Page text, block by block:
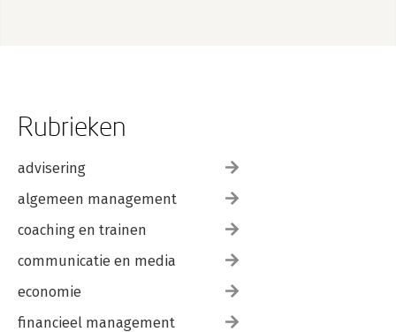
Rubrieken
advisering
algemeen management
coaching en trainen
communicatie en media
economie
financieel management